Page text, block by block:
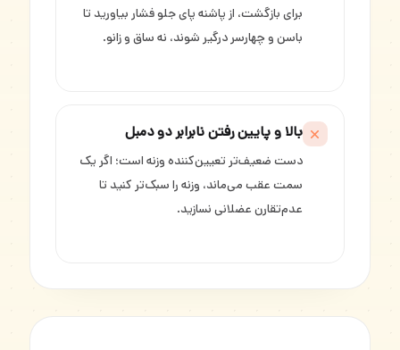
برای بازگشت، از پاشنه پای جلو فشار بیاورید تا
باسن و چهارسر درگیر شوند، نه ساق و زانو.
بالا و پایین رفتن نابرابر دو دمبل
دست ضعیف‌تر تعیین‌کننده وزنه است؛ اگر یک
سمت عقب می‌ماند، وزنه را سبک‌تر کنید تا
عدم‌تقارن عضلانی نسازید.